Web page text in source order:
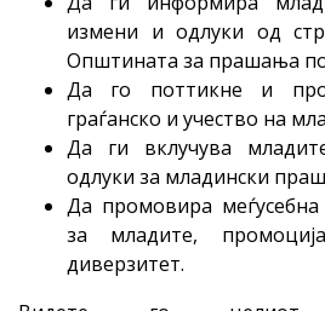
измени и одлуки од
Општината за прашања
Да го поттикне и
граѓанско и учество на
Да ги вклучува
одлуки за младински
Да промовира
за младите,
диверзитет.